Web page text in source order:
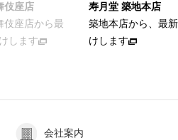
新情報をお届
寿月堂 パリ店
寿月堂パリ店から
めヨーロッパ各国
会社案内